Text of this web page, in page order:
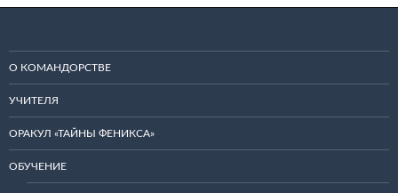
О КОМАНДОРСТВЕ
УЧИТЕЛЯ
ОРАКУЛ «ТАЙНЫ ФЕНИКСА»
ОБУЧЕНИЕ